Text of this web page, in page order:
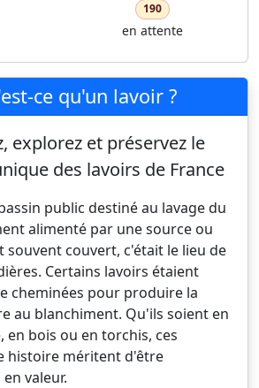
190
en attente
ce qu'un lavoir ?
explorez et préservez le
des lavoirs de France
public destiné au lavage du
alimenté par une source ou
souvent couvert, c'était le lieu de
Certains lavoirs étaient
cheminées pour produire la
au blanchiment. Qu'ils soient en
en bois ou en torchis, ces
histoire méritent d'être
valeur.